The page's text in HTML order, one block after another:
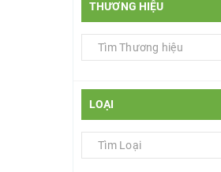
THƯƠNG HIỆU
LOẠI